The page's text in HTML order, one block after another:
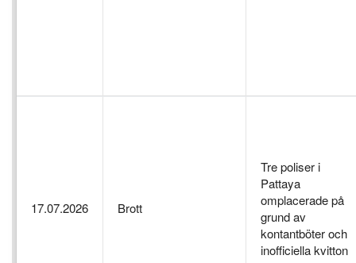
17.07.2026 Brott
Tre poliser i
Pattaya
omplacerade på
grund av
kontantböter och
inofficiella kvitton